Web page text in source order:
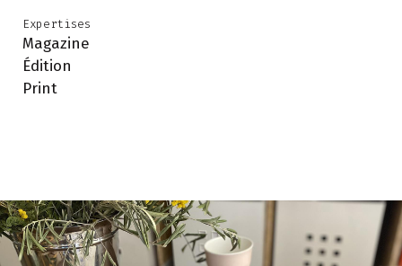
Expertises
Magazine
Édition
Print